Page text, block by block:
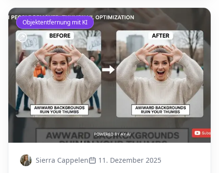
Objektentfernung mit KI
Sierra Cappelen 11. Dezember 2025